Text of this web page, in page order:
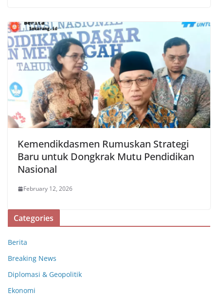
Kemendikdasmen Rumuskan Strategi
Baru untuk Dongkrak Mutu Pendidikan
Nasional
February 12, 2026
Categories
Berita
Breaking News
Diplomasi & Geopolitik
Ekonomi